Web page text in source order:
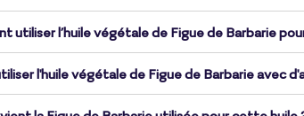
utiliser l’huile végétale de Figue de Barbarie
l'huile végétale de Figue de Barbarie avec